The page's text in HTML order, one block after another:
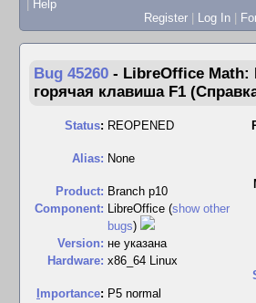
| Help
Register | Log In |
Bug 45260 - LibreOffice Math:
горячая клавиша F1
Status: REOPENED
Alias: None
Product: Branch p10
Component: LibreOffice (show other
bugs)
Version: не указана
Hardware: x86_64 Linux
mportance: P5 normal